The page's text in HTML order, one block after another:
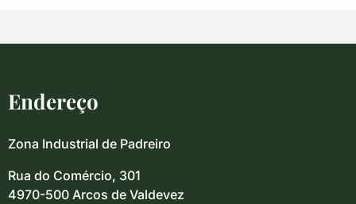
Endereço
Zona Industrial de Padreiro
Rua do Comércio, 301
4970-500 Arcos de Valdevez